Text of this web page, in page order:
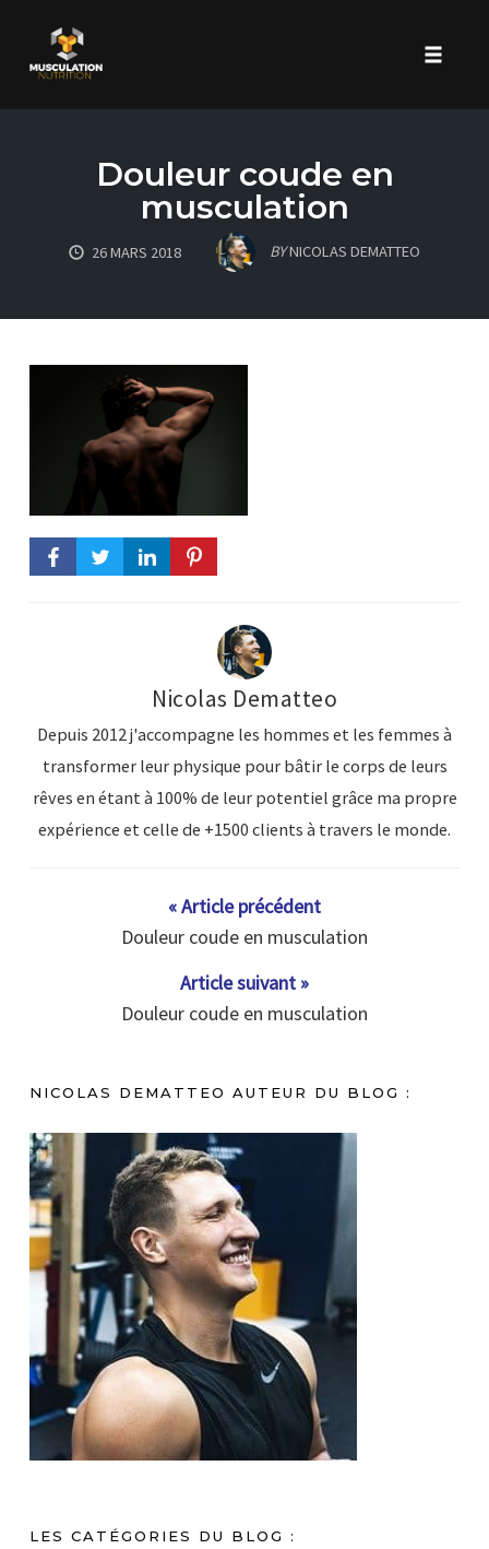
Douleur coude en
musculation
26 MARS 2018 BYNICOLAS DEMATTEO
Nicolas Dematteo
Depuis 2012 j'accompagne les hommes et les femmes à
transformer leur physique pour bâtir le corps de leurs
rêves en étant à 100% de leur potentiel grâce ma propre
expérience et celle de +1500 clients à travers le monde.
« Article précédent
Douleur coude en musculation
Article suivant »
Douleur coude en musculation
NICOLAS DEMATTEO AUTEUR DU BLOG :
LES CATÉGORIES DU BLOG :